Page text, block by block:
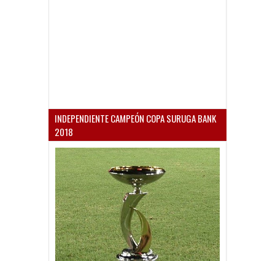
INDEPENDIENTE CAMPEÓN COPA SURUGA BANK
2018